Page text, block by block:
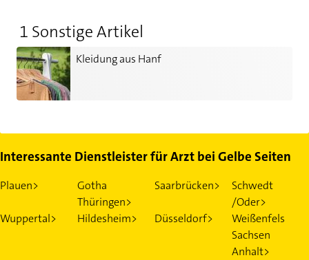
1 Sonstige Artikel
Kleidung aus Hanf
Kleidung aus Hanf
Interessante Dienstleister für Arzt bei Gelbe Seiten
Plauen>
Gotha
Thüringen>
Saarbrücken>
Schwedt
/Oder>
Wuppertal>
Hildesheim> Düsseldorf>
Weißenfels
Sachsen
Anhalt>